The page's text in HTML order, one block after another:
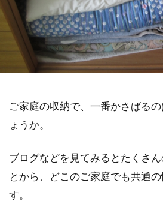
ご家庭の収納で、一番かさばる
ょうか。
ブログなどを見てみるとたくさ
とから、どこのご家庭でも共通
す。